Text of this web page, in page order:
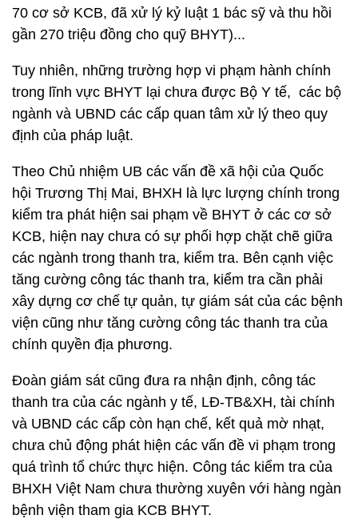
70 cơ sở KCB, đã xử lý kỷ luật 1 bác sỹ và thu hồi
gần 270 triệu đồng cho quỹ BHYT)...
Tuy nhiên, những trường hợp vi phạm hành chính
trong lĩnh vực BHYT lại chưa được Bộ Y tế, các bộ
ngành và UBND các cấp quan tâm xử lý theo quy
định của pháp luật.
Theo Chủ nhiệm UB các vấn đề xã hội của Quốc
hội Trương Thị Mai, BHXH là lực lượng chính trong
kiểm tra phát hiện sai phạm về BHYT ở các cơ sở
KCB, hiện nay chưa có sự phối hợp chặt chẽ giữa
các ngành trong thanh tra, kiểm tra. Bên cạnh việc
tăng cường công tác thanh tra, kiểm tra cần phải
xây dựng cơ chế tự quản, tự giám sát của các bệnh
viện cũng như tăng cường công tác thanh tra của
chính quyền địa phương.
Đoàn giám sát cũng đưa ra nhận định, công tác
thanh tra của các ngành y tế, LĐ-TB&XH, tài chính
và UBND các cấp còn hạn chế, kết quả mờ nhạt,
chưa chủ động phát hiện các vấn đề vi phạm trong
quá trình tổ chức thực hiện. Công tác kiểm tra của
BHXH Việt Nam chưa thường xuyên với hàng ngàn
bệnh viện tham gia KCB BHYT.